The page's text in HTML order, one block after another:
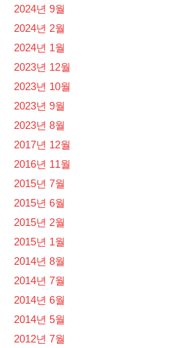
2024년 9월
2024년 2월
2024년 1월
2023년 12월
2023년 10월
2023년 9월
2023년 8월
2017년 12월
2016년 11월
2015년 7월
2015년 6월
2015년 2월
2015년 1월
2014년 8월
2014년 7월
2014년 6월
2014년 5월
2012년 7월